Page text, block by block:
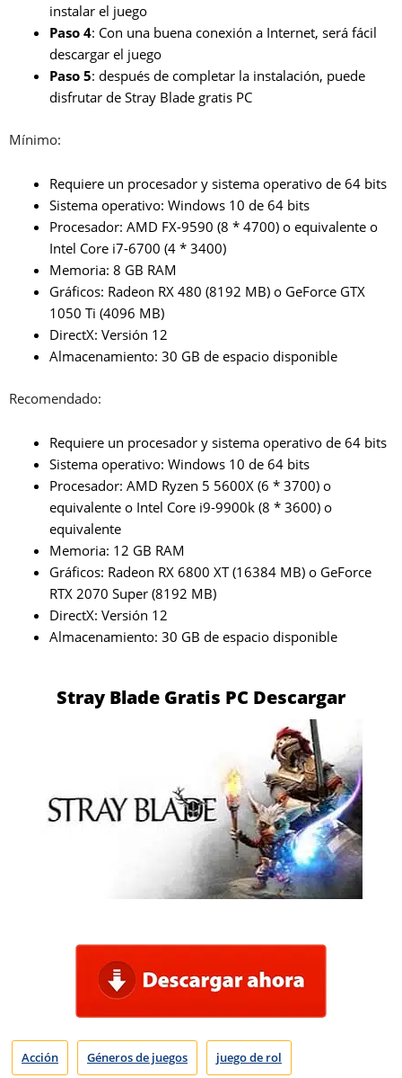
instalar el juego
Paso 4: Con una buena conexión a Internet, será fácil
descargar el juego
Paso 5: después de completar la instalación, puede
disfrutar de Stray Blade gratis PC
Mínimo:
Requiere un procesador y sistema operativo de 64 bits
Sistema operativo: Windows 10 de 64 bits
Procesador: AMD FX-9590 (8 * 4700) o equivalente o
Intel Core i7-6700 (4 * 3400)
Memoria: 8 GB RAM
Gráficos: Radeon RX 480 (8192 MB) o GeForce GTX
1050 Ti (4096 MB)
DirectX: Versión 12
Almacenamiento: 30 GB de espacio disponible
Recomendado:
Requiere un procesador y sistema operativo de 64 bits
Sistema operativo: Windows 10 de 64 bits
Procesador: AMD Ryzen 5 5600X (6 * 3700) o
equivalente o Intel Core i9-9900k (8 * 3600) o
equivalente
Memoria: 12 GB RAM
Gráficos: Radeon RX 6800 XT (16384 MB) o GeForce
RTX 2070 Super (8192 MB)
DirectX: Versión 12
Almacenamiento: 30 GB de espacio disponible
Stray Blade Gratis PC Descargar
Acción Géneros de juegos juego de rol